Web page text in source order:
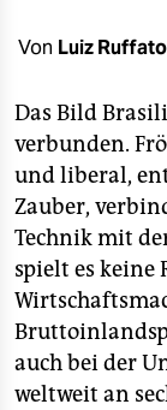
unterstützen
abo
genossenschaft
epaper login
Von Luiz Ruffato
Das Bild
verbunden.
und liberal,
Zauber,
Technik mit
spielt es keine
auch bei der
weltweit an